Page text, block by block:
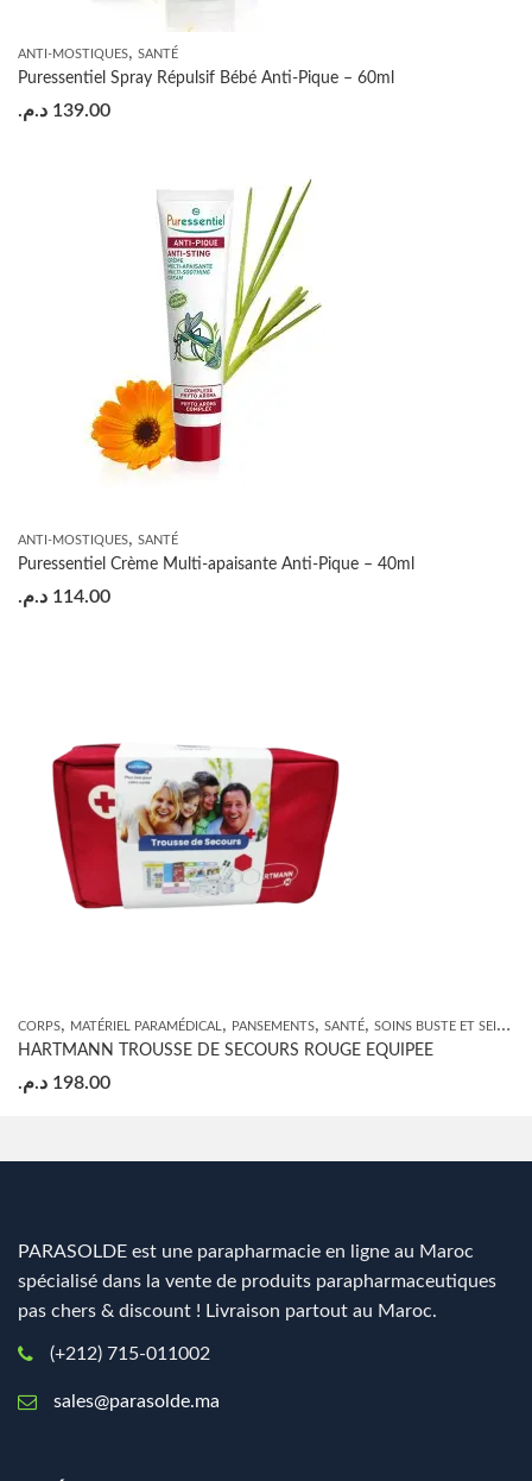
ANTI-MOSTIQUES, SANTÉ
Puressentiel Spray Répulsif Bébé Anti-Pique – 60ml
139.00 د.م.
ANTI-MOSTIQUES, SANTÉ
Puressentiel Crème Multi-apaisante Anti-Pique – 40ml
114.00 د.م.
CORPS, MATÉRIEL PARAMÉDICAL, PANSEMENTS, SANTÉ, SOINS BUSTE ET SEINS
HARTMANN TROUSSE DE SECOURS ROUGE EQUIPEE
198.00 د.م.
PARASOLDE est une parapharmacie en ligne au Maroc
spécialisé dans la vente de produits parapharmaceutiques
pas chers & discount ! Livraison partout au Maroc.
(+212) 715-011002
sales@parasolde.ma